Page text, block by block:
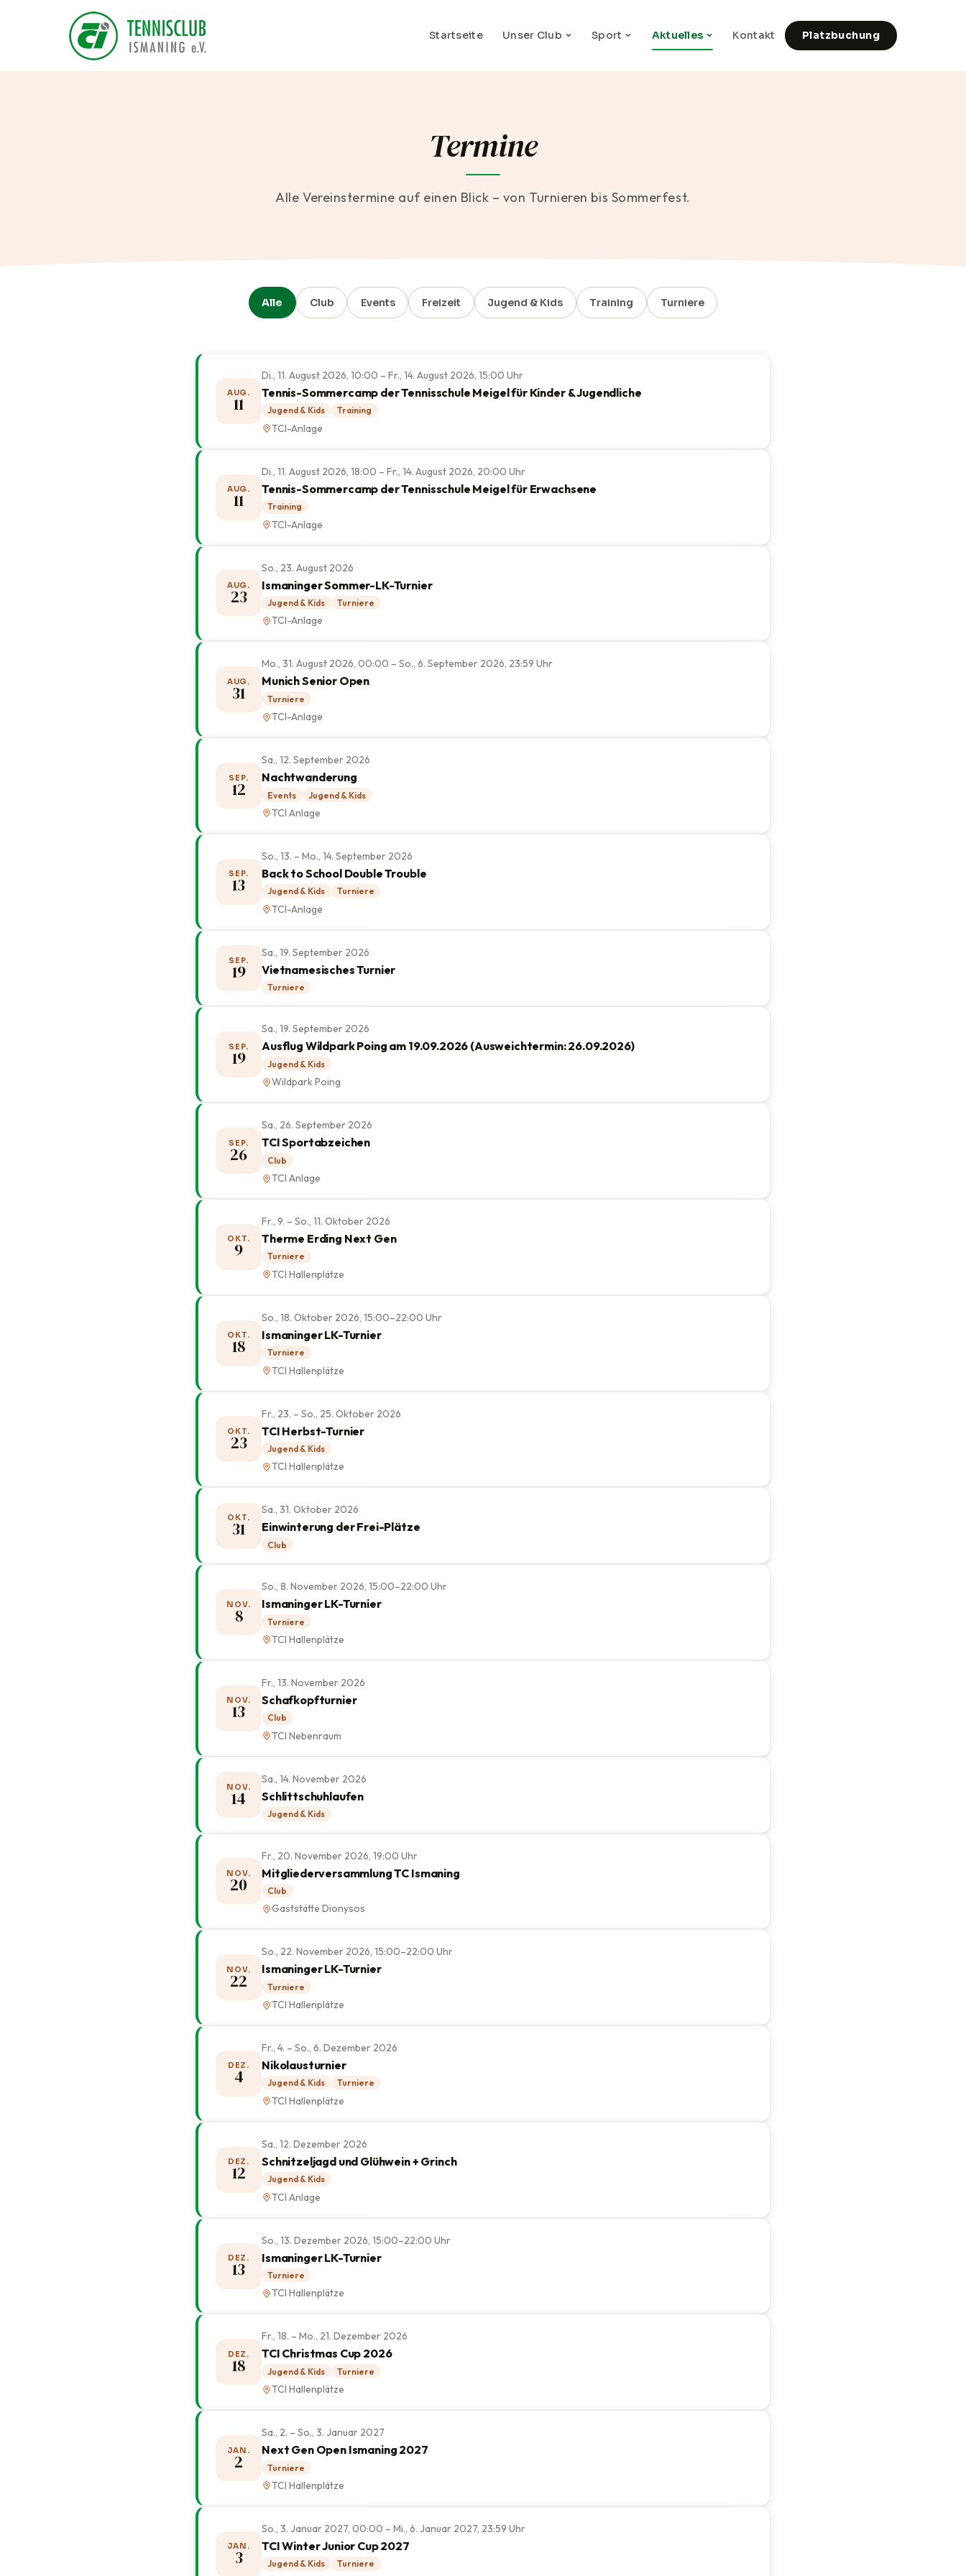
Startseite Unser Club Sport Aktuelles Kontakt Platzbuchung
Termine
Alle Vereinstermine auf einen Blick – von Turnieren bis Sommerfest.
Alle Club Events Freizeit Jugend & Kids Training Turniere
AUG.
11
Di., 11. August 2026, 10:00 – Fr., 14. August 2026, 15:00 Uhr
Tennis-Sommercamp der Tennisschule Meigel für Kinder & Jugendliche
Jugend & Kids Training
TCI-Anlage
AUG.
11
Di., 11. August 2026, 18:00 – Fr., 14. August 2026, 20:00 Uhr
Tennis-Sommercamp der Tennisschule Meigel für Erwachsene
Training
TCI-Anlage
AUG.
23
So., 23. August 2026
Ismaninger Sommer-LK-Turnier
Jugend & Kids Turniere
TCI-Anlage
AUG.
31
Mo., 31. August 2026, 00:00 – So., 6. September 2026, 23:59 Uhr
Munich Senior Open
Turniere
TCI-Anlage
SEP.
12
Sa., 12. September 2026
Nachtwanderung
Events Jugend & Kids
TCI Anlage
SEP.
13
So., 13. – Mo., 14. September 2026
Back to School Double Trouble
Jugend & Kids Turniere
TCI-Anlage
SEP.
19
Sa., 19. September 2026
Vietnamesisches Turnier
Turniere
SEP.
19
Sa., 19. September 2026
Ausflug Wildpark Poing am 19.09.2026 (Ausweichtermin: 26.09.2026)
Jugend & Kids
Wildpark Poing
SEP.
26
Sa., 26. September 2026
TCI Sportabzeichen
Club
TCI Anlage
OKT.
9
Fr., 9. – So., 11. Oktober 2026
Therme Erding Next Gen
Turniere
TCI Hallenplätze
OKT.
18
So., 18. Oktober 2026, 15:00–22:00 Uhr
Ismaninger LK-Turnier
Turniere
TCI Hallenplätze
OKT.
23
Fr., 23. – So., 25. Oktober 2026
TCI Herbst-Turnier
Jugend & Kids
TCI Hallenplätze
OKT.
31
Sa., 31. Oktober 2026
Einwinterung der Frei-Plätze
Club
NOV.
8
So., 8. November 2026, 15:00–22:00 Uhr
Ismaninger LK-Turnier
Turniere
TCI Hallenplätze
NOV.
13
Fr., 13. November 2026
Schafkopfturnier
Club
TCI Nebenraum
NOV.
14
Sa., 14. November 2026
Schlittschuhlaufen
Jugend & Kids
NOV.
20
Fr., 20. November 2026, 19:00 Uhr
Mitgliederversammlung TC Ismaning
Club
Gaststätte Dionysos
NOV.
22
So., 22. November 2026, 15:00–22:00 Uhr
Ismaninger LK-Turnier
Turniere
TCI Hallenplätze
DEZ.
4
Fr., 4. – So., 6. Dezember 2026
Nikolausturnier
Jugend & Kids Turniere
TCI Hallenplätze
DEZ.
12
Sa., 12. Dezember 2026
Schnitzeljagd und Glühwein + Grinch
Jugend & Kids
TCI Anlage
DEZ.
13
So., 13. Dezember 2026, 15:00–22:00 Uhr
Ismaninger LK-Turnier
Turniere
TCI Hallenplätze
DEZ.
18
Fr., 18. – Mo., 21. Dezember 2026
TCI Christmas Cup 2026
Jugend & Kids Turniere
TCI Hallenplätze
JAN.
2
Sa., 2. – So., 3. Januar 2027
Next Gen Open Ismaning 2027
Turniere
TCI Hallenplätze
JAN.
3
So., 3. Januar 2027, 00:00 – Mi., 6. Januar 2027, 23:59 Uhr
TCI Winter Junior Cup 2027
Jugend & Kids Turniere